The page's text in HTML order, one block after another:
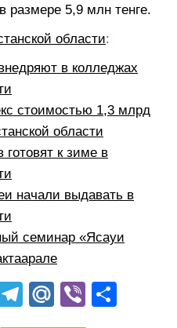
размере 5,9 млн тенге.
области:
в колледжах
стоимостью 1,3 млрд
области
готовят к зиме в
начали выдавать в
семинар «Ясауи
T
M Vi